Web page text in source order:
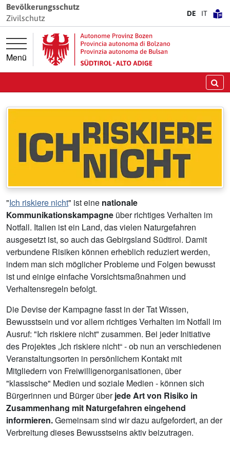
Springe direkt zur Hauptnavigation
Springe direkt zum Inhalt
Bevölkerungsschutz
Zivilschutz
DE IT
Menü Zivilschutz
Sicherheit. Verantwortung. Vertrauen.
"Ich riskiere nicht" ist eine nationale
Kommunikationskampagne über richtiges Verhalten im
Notfall. Italien ist ein Land, das vielen Naturgefahren
ausgesetzt ist, so auch das Gebirgsland Südtirol. Damit
verbundene Risiken können erheblich reduziert werden,
indem man sich möglicher Probleme und Folgen bewusst
ist und einige einfache Vorsichtsmaßnahmen und
Verhaltensregeln befolgt.
Die Devise der Kampagne fasst in der Tat Wissen,
Bewusstsein und vor allem richtiges Verhalten im Notfall im
Ausruf: "Ich riskiere nicht" zusammen. Bei jeder Initiative
des Projektes „Ich riskiere nicht“ - ob nun an verschiedenen
Veranstaltungsorten in persönlichem Kontakt mit
Mitgliedern von Freiwilligenorganisationen, über
"klassische" Medien und soziale Medien - können sich
Bürgerinnen und Bürger überjede Art von Risiko in
Zusammenhang mit Naturgefahren eingehend
informieren.Gemeinsam sind wir dazu aufgefordert, an der
Verbreitung dieses Bewusstseins aktiv beizutragen.